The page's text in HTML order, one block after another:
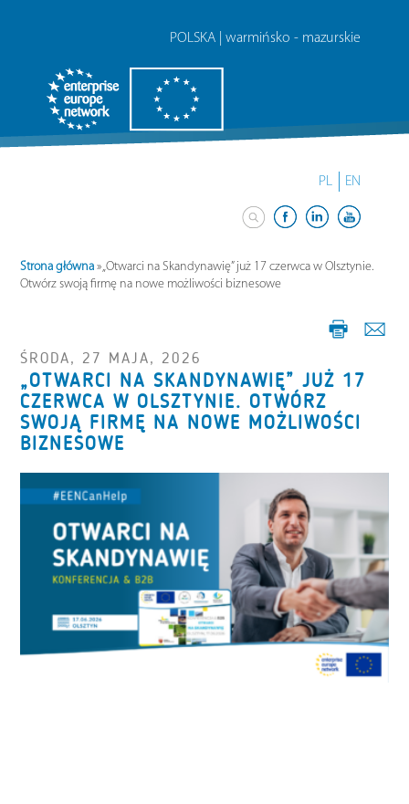
POLSKA | warmińsko - mazurskie
PL EN
Strona główna »„Otwarci na Skandynawię” już 17 czerwca w Olsztynie.
Otwórz swoją firmę na nowe możliwości biznesowe
ŚRODA, 27 MAJA, 2026
„OTWARCI NA SKANDYNAWIĘ” JUŻ 17
CZERWCA W OLSZTYNIE. OTWÓRZ
SWOJĄ FIRMĘ NA NOWE MOŻLIWOŚCI
BIZNESOWE